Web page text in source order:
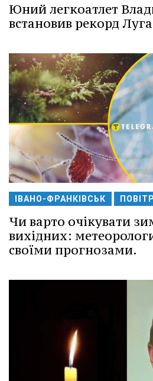
Юний легкоатлет
встановив рекорд
ІВАНО-ФРАНКІВСЬК
Чи варто очікувати
вихідних:
своїми прогнозами.